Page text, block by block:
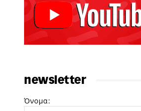
newsletter
Όνομα: